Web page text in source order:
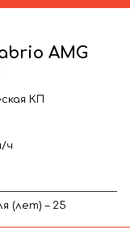
AMG
КП
ч
(лет) – 25